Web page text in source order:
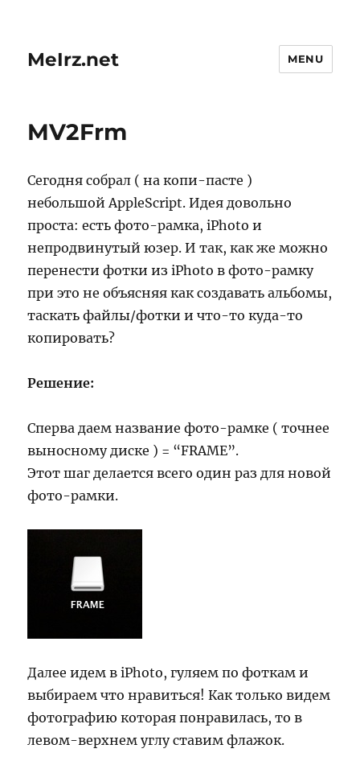
MeIrz.net MENU
MV2Frm
Сегодня собрал ( на копи-пасте )
небольшой AppleScript. Идея довольно
проста: есть фото-рамка, iPhoto и
непродвинутый юзер. И так, как же можно
перенести фотки из iPhoto в фото-рамку
при это не объясняя как создавать альбомы,
таскать файлы/фотки и что-то куда-то
копировать?
Решение:
Сперва даем название фото-рамке ( точнее
выносному диске ) = “FRAME”.
Этот шаг делается всего один раз для новой
фото-рамки.
Далее идем в iPhoto, гуляем по фоткам и
выбираем что нравиться! Как только видем
фотографию которая понравилась, то в
левом-верхнем углу ставим флажок.